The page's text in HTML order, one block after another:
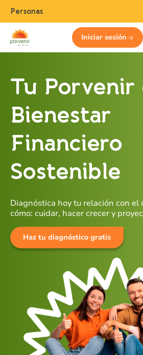
Personas
Iniciar sesión
Tu Porvenir
Bienestar
Financiero
Sostenible
Diagnóstica hoy tu relación con el
cómo: cuidar, hacer crecer y
Haz tu diagnóstico gratis